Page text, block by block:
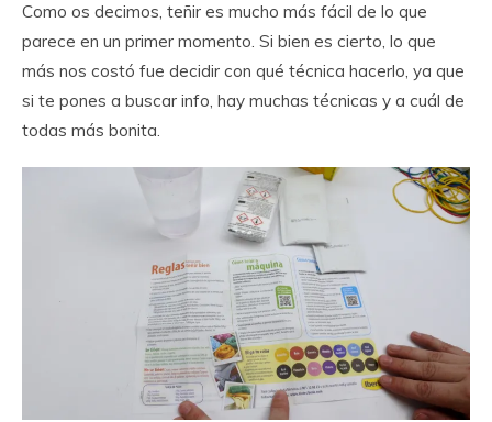
Como os decimos, teñir es mucho más fácil de lo que
parece en un primer momento. Si bien es cierto, lo que
más nos costó fue decidir con qué técnica hacerlo, ya que
si te pones a buscar info, hay muchas técnicas y a cuál de
todas más bonita.